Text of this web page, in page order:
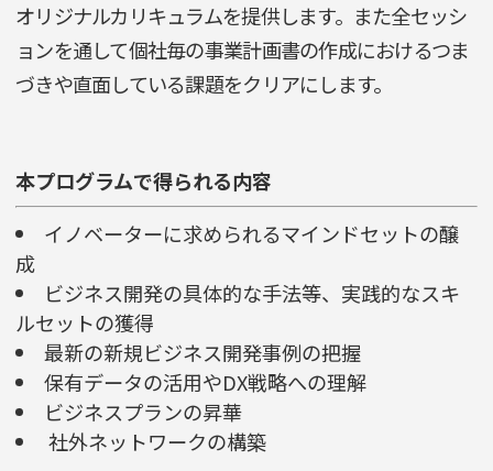
オリジナルカリキュラムを提供します。また全セッシ
ョンを通して個社毎の事業計画書の作成におけるつま
づきや直面している課題をクリアにします。
本プログラムで得られる内容
イノベーターに求められるマインドセットの醸
成
ビジネス開発の具体的な手法等、実践的なスキ
ルセットの獲得
最新の新規ビジネス開発事例の把握
保有データの活用やDX戦略への理解
ビジネスプランの昇華
社外ネットワークの構築